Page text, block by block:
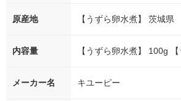
原産地 【うずら卵水煮】 茨城県
内容量 【うずら卵水煮】 100g
メーカー名 キユーピー